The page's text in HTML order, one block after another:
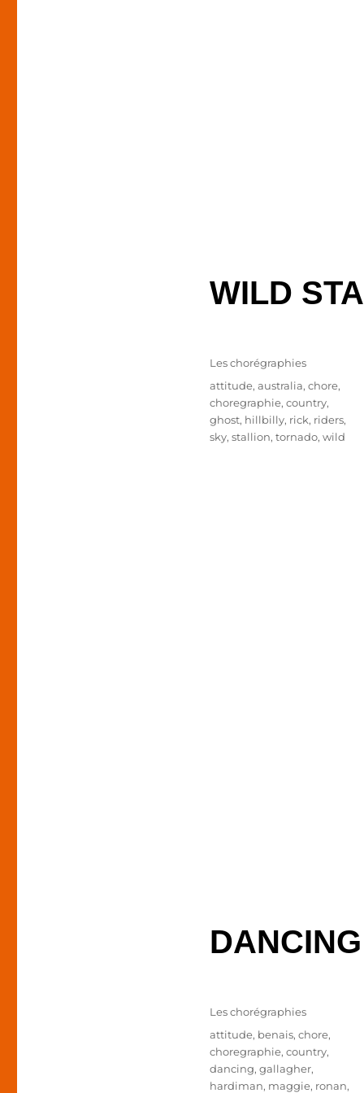
WILD
Publié
Catégories
Les chorégraphies
Étiquettes
attitude, australia, chore,
choregraphie, country,
ghost, hillbilly, rick, riders,
sky, stallion, tornado, wild
Publié
Catégories
Les chorégraphies
Étiquettes
attitude, benais, chore,
choregraphie, country,
dancing, gallagher,
hardiman, maggie, ronan,